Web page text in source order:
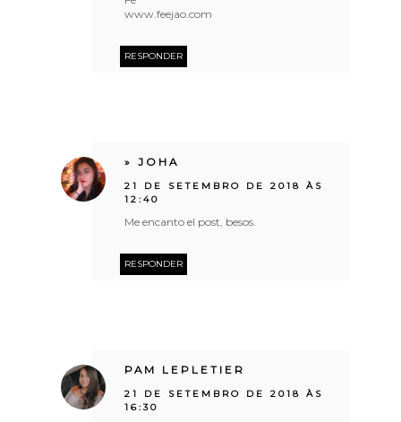
www.feejao.com
RESPONDER
» JOHA
21 DE SETEMBRO DE 2018 ÀS
12:40
Me encanto el post, besos.
RESPONDER
PAM LEPLETIER
21 DE SETEMBRO DE 2018 ÀS
16:30